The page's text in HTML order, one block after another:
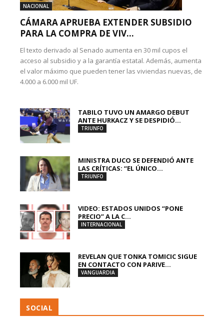
NACIONAL
CÁMARA APRUEBA EXTENDER SUBSIDIO
PARA LA COMPRA DE VIV...
El texto derivado al Senado aumenta en 30 mil cupos el
acceso al subsidio y a la garantía estatal. Además, aumenta
el valor máximo que pueden tener las viviendas nuevas, de
4.000 a 6.000 mil UF.
TABILO TUVO UN AMARGO DEBUT
ANTE HURKACZ Y SE DESPIDIÓ...
TRIUNFO
MINISTRA DUCO SE DEFENDIÓ ANTE
LAS CRÍTICAS: “EL ÚNICO...
TRIUNFO
VIDEO: ESTADOS UNIDOS “PONE
PRECIO” A LA C...
INTERNACIONAL
REVELAN QUE TONKA TOMICIC SIGUE
EN CONTACTO CON PARIVE...
VANGUARDIA
SOCIAL